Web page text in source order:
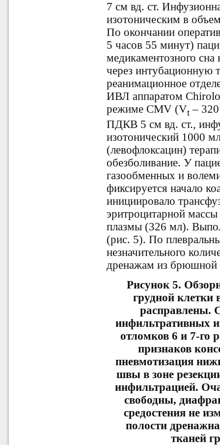
7 см вд. ст.
изотоническим в
По окончании
5 часов 55 минут)
медикаментозного
через интубационную
реанимационное
ИВЛ аппаратом
режиме СМV (Vt –
ПДКВ 5 см вд. ст.,
изотонический 1000
(левофлоксацин)
обезболивание. У
газообменных и
фиксируется начало
инициировало
эритроцитарной
плазмы (326 мл).
(рис. 5). По
незначительного
дренажам из брюшной
Рисунок 5.
грудной клетки
расправлены.
инфильтративных
отломков 6 и 7-го
признаков
пневмотизация
швы в зоне
инфильтрацией.
свободны,
средостения не
полости
тканей